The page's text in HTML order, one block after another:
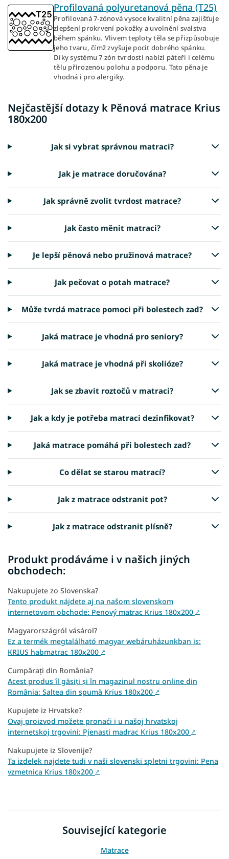
Profilovaná polyuretanová pěna (T25)
Profilovaná 7-zónová vysoce kvalitní pěna zajišťuje
zlepšení prokrvení pokožky a uvolnění svalstva
během spánku. Vlivem teploty těla se přizpůsobuje
jeho tvaru, čímž zvyšuje pocit dobrého spánku.
Díky systému 7 zón tvrdosti nabízí páteři i celému
tělu přirozenou polohu a podporu. Tato pěna je
vhodná i pro alergiky.
Nejčastější dotazy k Pěnová matrace Krius
180x200
Jak si vybrat správnou matraci?
Jak je matrace doručována?
Jak správně zvolit tvrdost matrace?
Jak často měnit matraci?
Je lepší pěnová nebo pružinová matrace?
Jak pečovat o potah matrace?
Může tvrdá matrace pomoci při bolestech zad?
Jaká matrace je vhodná pro seniory?
Jaká matrace je vhodná při skolióze?
Jak se zbavit roztočů v matraci?
Jak a kdy je potřeba matraci dezinfikovat?
Jaká matrace pomáhá při bolestech zad?
Co dělat se starou matrací?
Jak z matrace odstranit pot?
Jak z matrace odstranit plísně?
Produkt prodáváme i v našich jiných
obchodech:
Nakupujete zo Slovenska?
Tento produkt nájdete aj na našom slovenskom
internetovom obchode: Penový matrac Krius 180x200 ↗
Magyarországról vásárol?
Ez a termék megtalálható magyar webáruházunkban is:
KRIUS habmatrac 180x200 ↗
Cumpărați din România?
Acest produs îl găsiți și în magazinul nostru online din
România: Saltea din spumă Krius 180x200 ↗
Kupujete iz Hrvatske?
Ovaj proizvod možete pronaći i u našoj hrvatskoj
internetskoj trgovini: Pjenasti madrac Krius 180x200 ↗
Nakupujete iz Slovenije?
Ta izdelek najdete tudi v naši slovenski spletni trgovini: Pena
vzmetnica Krius 180x200 ↗
Související kategorie
Matrace